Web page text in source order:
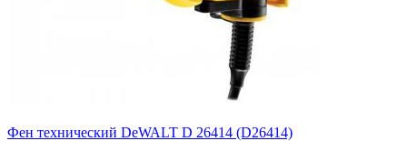
Фен технический DeWALT D 26414 (D26414)